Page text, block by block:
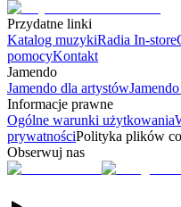
Przydatne linki
Katalog muzykiRadia In-store
pomocyKontakt
Jamendo
Jamendo dla artystów
Informacje prawne
Ogólne warunki użytkowania
prywatnościPolityka plików
Obserwuj nas